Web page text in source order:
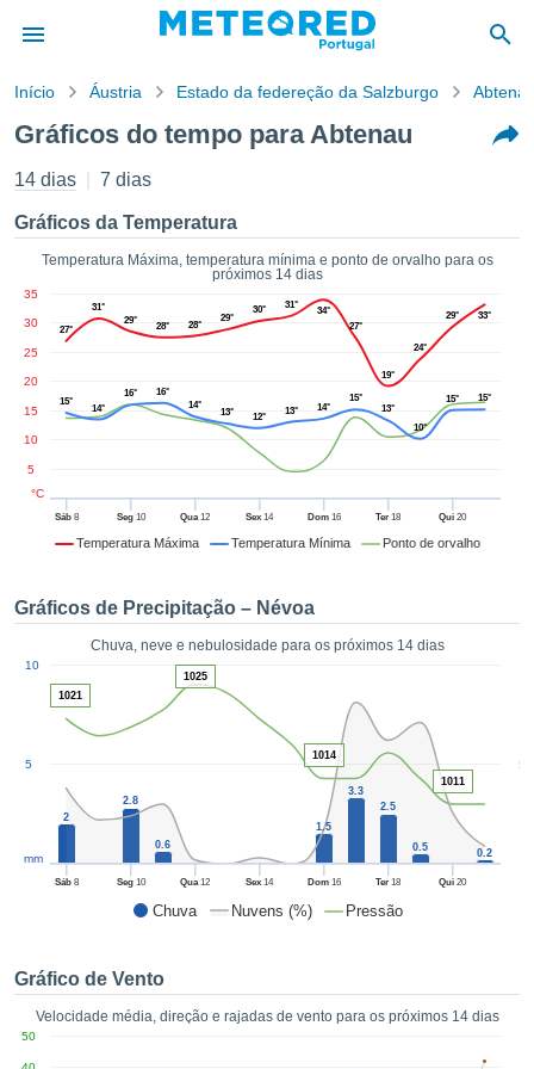
da
foi
por
para
que as
a este
das
e
forma
digital
fornecer-
de alta
custo.
a
o
no
como
ACEITAR
CONTINUAR
CONFIGURAÇÕES
Início Áustria Estado da federeção da Salzburgo
Gráficos do tempo para Abtenau
14 dias 7 dias
Gráficos da Temperatura
Temperatura Máxima, temperatura mínima e ponto de orvalho para os
próximos 14 dias
Temperatura Máxima Temperatura Mínima Ponto de orvalho
Sáb8 Seg10 Qua12 Sex 14 Dom16 Ter 18 Qui 20
5
10
15
20
25
30
35
°C
27°
31°
29°
28° 28°
29°
30° 31°
34°
27°
19°
24°
29° 33°
15°
14°
16°
16°
14°
13° 12°
13° 14°
15°
13°
10°
15° 15°
Gráficos de Precipitação – Névoa
Chuva, neve e nebulosidade para os próximos 14 dias
Chuva Nuvens (%) Pressão
50
Sáb8 Seg10 Qua12 Sex 14 Dom16 Ter 18 Qui 20
5
10
mm
2
2.8
0.6
1.5
3.3
2.5
0.5 0.2
1021
1025
1014
1011
Gráfico de Vento
Velocidade média, direção e rajadas de vento para os próximos 14 dias
50